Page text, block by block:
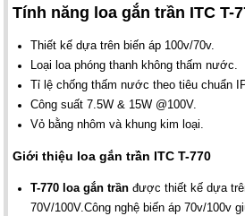
Tính năng loa gắn trần ITC T-
Thiết kế dựa trên biến áp 100v/70v.
Loại loa phóng thanh không thấm nước.
Tỉ lệ chống thấm nước theo tiêu chuẩn
Công suất 7.5W & 15W @100V.
Vỏ bằng nhôm và khung kim loại.
Giới thiệu loa gắn trần ITC T-770
T-770 loa gắn trần được thiết kế dựa
70V/100V.Công nghệ biến áp 70v/100v